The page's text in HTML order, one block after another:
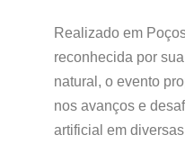
Realizado em
reconhecida por
natural, o evento
nos avanços e
artificial em